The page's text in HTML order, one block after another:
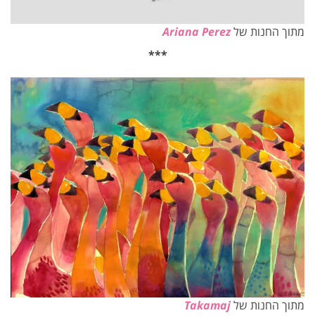
מתוך החנות שלAriana Perez
***
מתוך החנות שלTakamaj